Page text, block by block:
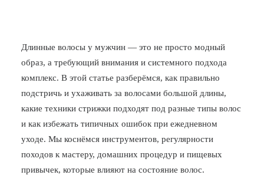
КОНТАКТЫ
ВАКАНСИИ
АКАДЕМИЯ БАРБЕРОВ
МОДЕЛЯМ
ФРАНШИЗА
БЛОГ
Длинные волосы у мужчин — это не просто модный
образ, а требующий внимания и системного подхода
комплекс. В этой статье разберёмся, как правильно
подстричь и ухаживать за волосами большой длины,
какие техники стрижки подходят под разные типы волос
и как избежать типичных ошибок при ежедневном
уходе. Мы коснёмся инструментов, регулярности
походов к мастеру, домашних процедур и пищевых
привычек, которые влияют на состояние волос.